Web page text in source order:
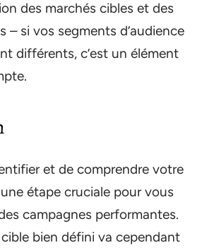
des marchés cibles et des
– si vos segments d’audience
différents, c’est un élément
et de comprendre votre
étape cruciale pour vous
campagnes performantes.
bien défini va cependant